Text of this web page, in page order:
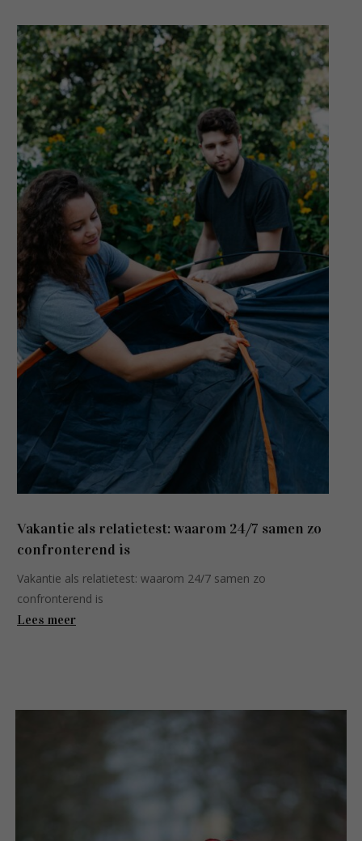
Vakantie als relatietest: waarom 24/7 samen zo
confronterend is
Vakantie als relatietest: waarom 24/7 samen zo
confronterend is
Lees meer